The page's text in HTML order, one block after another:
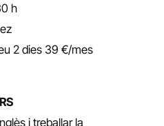
h
2 dies 39 €/mes
i treballar la